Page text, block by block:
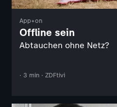
App+on
Offline sein
Abtauchen ohne Netz?
· 3 min · ZDFtivi